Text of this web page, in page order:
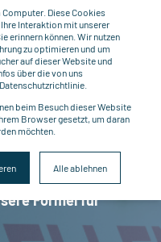
Diese Cookies
Interaktion mit unserer
erinnern können. Wir nutzen
zu optimieren und um
auf dieser Website und
über die von uns
beim Besuch dieser Website
Browser gesetzt, um daran
möchten.
Alle ablehnen
Formel für